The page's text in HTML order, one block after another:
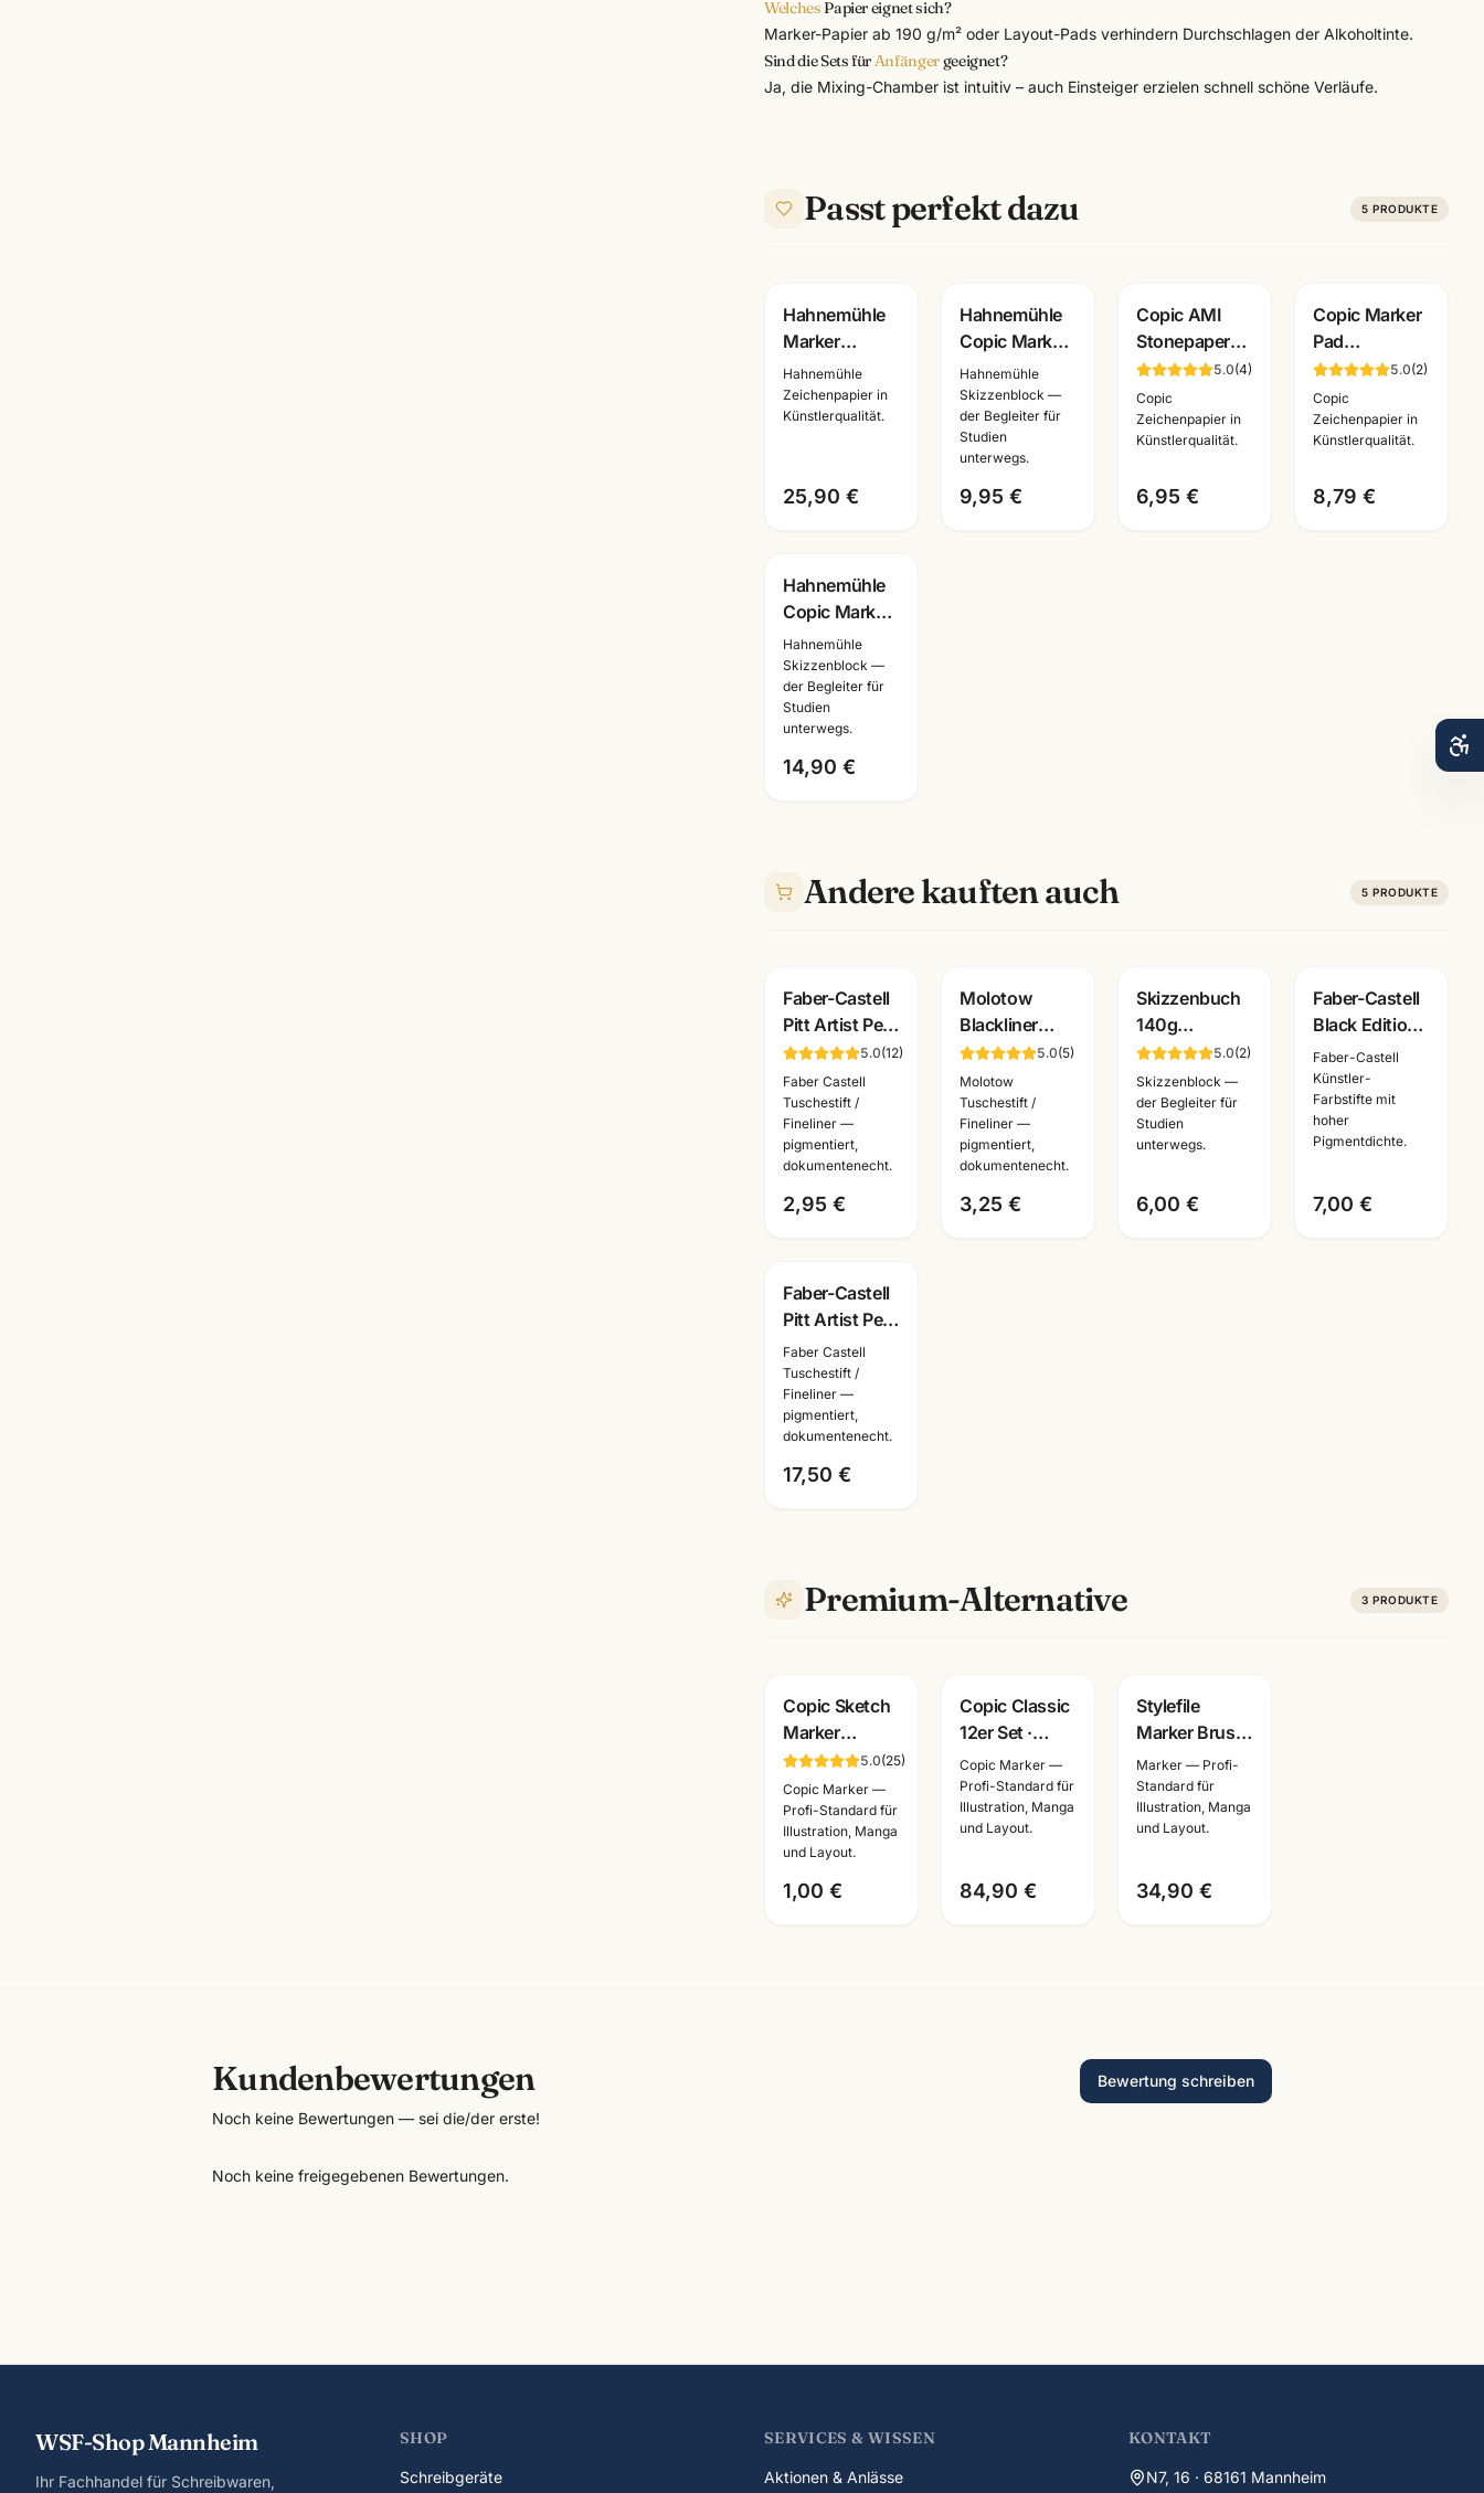
Welches Papier eignet sich?
Marker-Papier ab 190 g/m² oder Layout-Pads verhindern Durchschlagen der Alkoholtinte.
Sind die Sets fürAnfängergeeignet?
Ja, die Mixing-Chamber ist intuitiv – auch Einsteiger erzielen schnell schöne Verläufe.
Passt perfekt dazu 5 PRODUKTE
Hahnemühle
Marker
Layoutblock
A3 ·
10625060 ·
Künstlerbedarf
Hahnemühle
Zeichenpapier in
Künstlerqualität.
25,90 €
Hahnemühle
Copic Marker
Block A4 ·
Manga Layout
Papier ·
10628580 ·
Hahnemühle
Skizzenblock —
der Begleiter für
Studien
unterwegs.
9,95 €
Copic AMI
Stonepaper
Block ·
Marker-Papier
aus Steinmehl
·
· Mannheim
5.0(4)
Copic
Zeichenpapier in
Künstlerqualität.
6,95 €
Copic Marker
Pad
Layoutblock
A4/A3 · 50
Blatt 75g/m² ·
Künstlerbedarf
5.0(2)
Copic
Zeichenpapier in
Künstlerqualität.
8,79 €
Hahnemühle
Copic Marker
Skizzenbuch ·
Manga Layout
Papier ·
A4/A5 ·
Hahnemühle
Skizzenblock —
der Begleiter für
Studien
unterwegs.
14,90 €
Andere kauften auch 5 PRODUKTE
Faber-Castell
Pitt Artist Pen
Brushpen ·
pigmentiert
dokumentenecht
· alle Farben
5.0(12)
Faber Castell
Tuschestift /
Fineliner —
pigmentiert,
dokumentenecht.
2,95 €
Molotow
Blackliner
Fineliner
schwarz ·
pigmentiert +
dokumentenecht
·
5.0(5)
Molotow
Tuschestift /
Fineliner —
pigmentiert,
dokumentenecht.
3,25 €
Skizzenbuch
140g
reinweiss ·
A6/A5/A4 ·
Zeichenpapier
für Studien
unterwegs
5.0(2)
Skizzenblock —
der Begleiter für
Studien
unterwegs.
6,00 €
Faber-Castell
Black Edition
Filzstifte mit
Pinselspitze ·
Künstlerbedarf
Mannheim
Faber-Castell
Künstler-
Farbstifte mit
hoher
Pigmentdichte.
7,00 €
Faber-Castell
Pitt Artist Pen
Mangaka Set
6-tlg ·
Tuschestifte
dokumentenecht
Faber Castell
Tuschestift /
Fineliner —
pigmentiert,
dokumentenecht.
17,50 €
Premium-Alternative 3 PRODUKTE
Copic Sketch
Marker
Einzelstifte ·
alle Farben
BV000-B99 ·
Künstlerbedarf
Mannheim
5.0(25)
Copic Marker —
Profi-Standard für
Illustration, Manga
und Layout.
1,00 €
Copic Classic
12er Set ·
Grautöne oder
Hauttöne ·
Marker für
Illustration &
Copic Marker —
Profi-Standard für
Illustration, Manga
und Layout.
84,90 €
Stylefile
Marker Brush
MAIN A SET ·
Layoutmarker
·
Künstlerbedarf
Marker — Profi-
Standard für
Illustration, Manga
und Layout.
34,90 €
Kundenbewertungen
Noch keine Bewertungen — sei die/der erste!
Bewertung schreiben
Noch keine freigegebenen Bewertungen.
WSF-Shop Mannheim
Ihr Fachhandel für Schreibwaren,
SHOP
Schreibgeräte
SERVICES & WISSEN
Aktionen & Anlässe
KONTAKT
N7, 16 · 68161 Mannheim